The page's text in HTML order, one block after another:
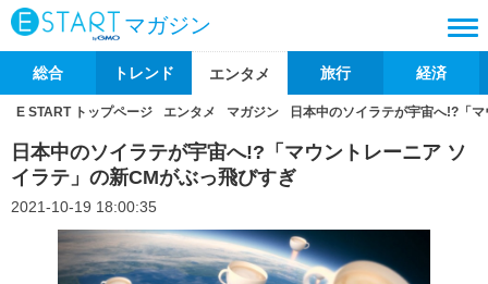
マガジン
総合 トレンド エンタメ 旅行 経済
E START トップページ エンタメ マガジン 日本中のソイラテが宇宙へ!?「
日本中のソイラテが宇宙へ!?「マウントレーニア ソ
イラテ」の新CMがぶっ飛びすぎ
2021-10-19 18:00:35